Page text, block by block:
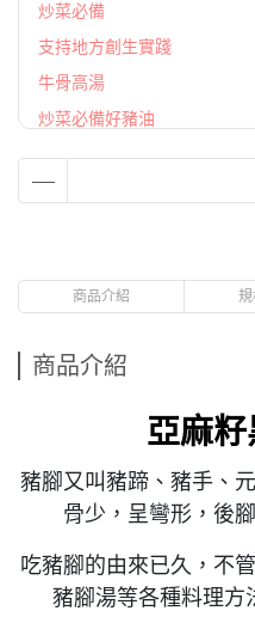
炒菜必備
支持地方創生實踐
牛骨高湯
炒菜必備好豬油
商品介紹 規
商品介紹
亞麻
豬腳又叫豬蹄、豬手、
骨少，呈彎形，後
吃豬腳的由來已久，不
豬腳湯等各種料理方